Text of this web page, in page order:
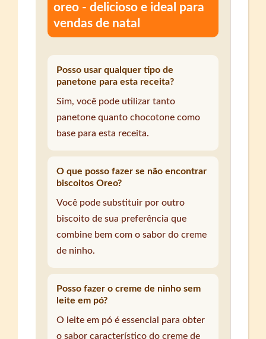
oreo - delicioso e ideal para
vendas de natal
Posso usar qualquer tipo de
panetone para esta receita?
Sim, você pode utilizar tanto
panetone quanto chocotone como
base para esta receita.
O que posso fazer se não encontrar
biscoitos Oreo?
Você pode substituir por outro
biscoito de sua preferência que
combine bem com o sabor do creme
de ninho.
Posso fazer o creme de ninho sem
leite em pó?
O leite em pó é essencial para obter
o sabor característico do creme de